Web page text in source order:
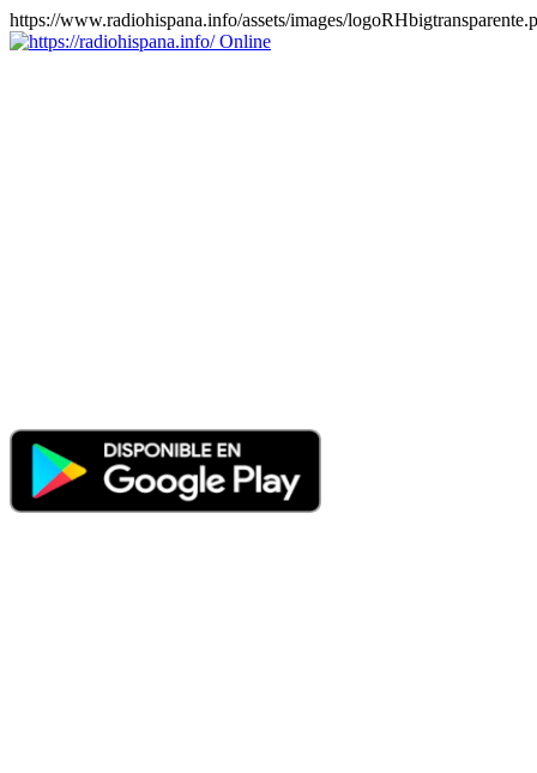
https://www.radiohispana.info/assets/images/
Online